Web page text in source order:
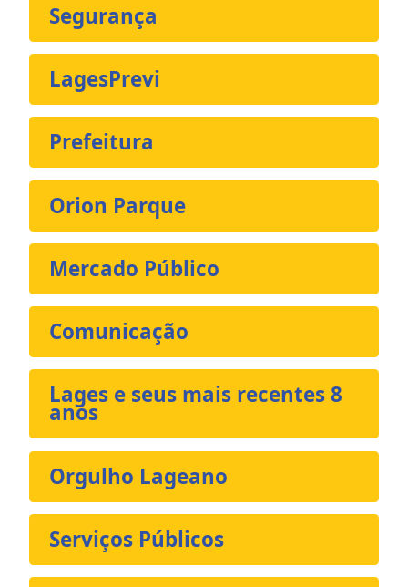
Segurança
LagesPrevi
Prefeitura
Orion Parque
Mercado Público
Comunicação
Lages e seus mais recentes 8
anos
Orgulho Lageano
Serviços Públicos